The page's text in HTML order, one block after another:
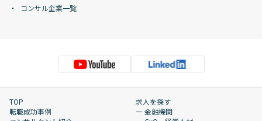
コンサル企業一覧
TOP
転職成功事例
求人を探す
ー 金融機関